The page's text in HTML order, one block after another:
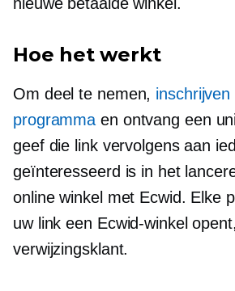
Hoe het werkt
Om deel te nemen, inschrijven
programma en ontvang een
geef die link vervolgens aan
geïnteresseerd is in het
online winkel met Ecwid. Elke
uw link een Ecwid-winkel
verwijzingsklant.